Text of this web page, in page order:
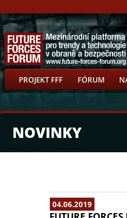
PROJEKT FFF FÓRUM
NOVINKY
04.06.2019